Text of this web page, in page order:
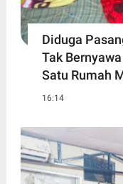
Diduga
Tak
Satu Rumah
16:14